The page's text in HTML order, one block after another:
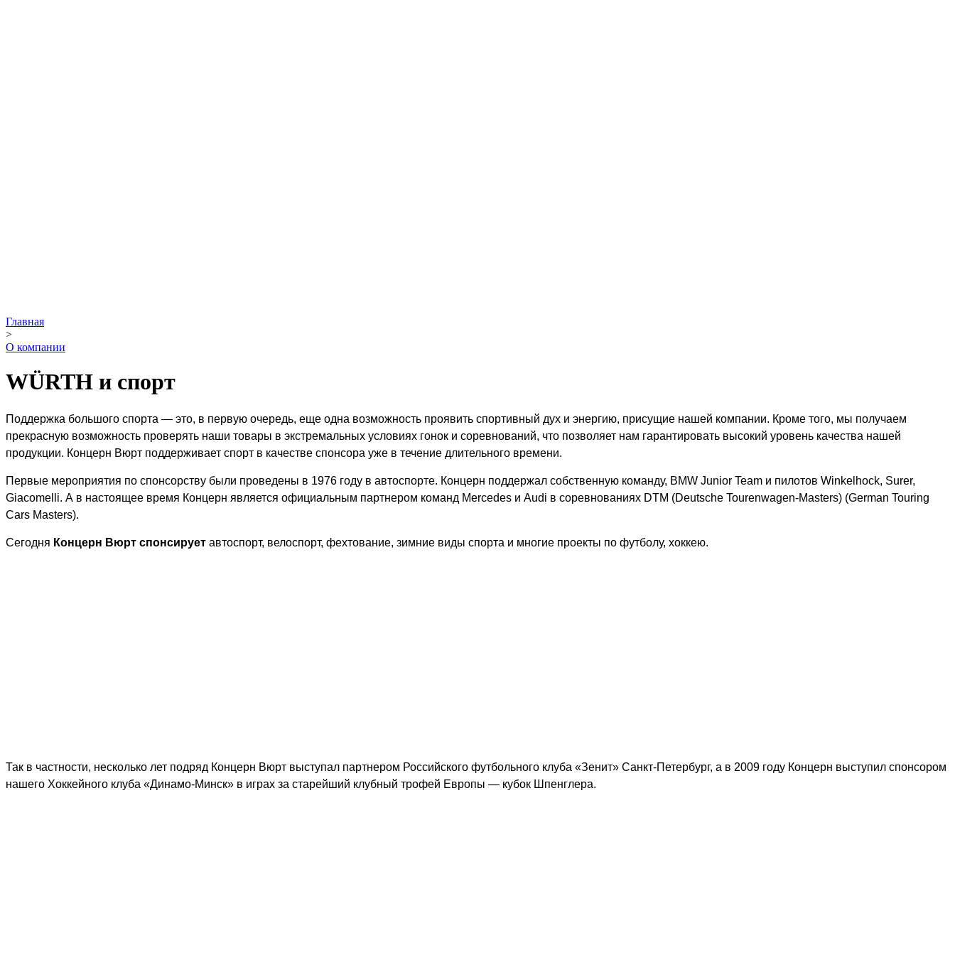
Главная
>
О компании
WÜRTH и спорт
Поддержка большого спорта — это, в первую очередь, еще одна возможность проявить спортивный дух и энергию, присущие нашей компании. Кроме того, мы получаем
прекрасную возможность проверять наши товары в экстремальных условиях гонок и соревнований, что позволяет нам гарантировать высокий уровень качества нашей
продукции. Концерн Вюрт поддерживает спорт в качестве спонсора уже в течение длительного времени.
Первые мероприятия по спонсорству были проведены в 1976 году в автоспорте. Концерн поддержал собственную команду, BMW Junior Team и пилотов Winkelhock, Surer,
Giacomelli. А в настоящее время Концерн является официальным партнером команд Mercedes и Audi в соревнованиях DTM (Deutsche Tourenwagen-Masters) (German Touring
Cars Masters).
Сегодня Концерн Вюрт спонсирует автоспорт, велоспорт, фехтование, зимние виды спорта и многие проекты по футболу, хоккею.
Так в частности, несколько лет подряд Концерн Вюрт выступал партнером Российского футбольного клуба «Зенит» Санкт-Петербург, а в 2009 году Концерн выступил спонсором
нашего Хоккейного клуба «Динамо-Минск» в играх за старейший клубный трофей Европы — кубок Шпенглера.